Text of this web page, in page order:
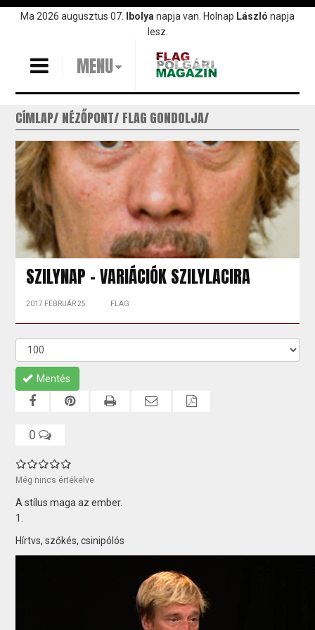
UgrásMa 2026 augusztus 07. Ibolya napja van. Holnap László napja
lesz.
MENU
CÍMLAP NÉZŐPONT FLAG GONDOLJA
SZILYNAP - VARIÁCIÓK SZILYLACIRA
2017 FEBRUÁR 25. FLAG
Mentés
0
Még nincs értékelve
A stílus maga az ember.
1.
Hírtvs, szőkés, csinipólós